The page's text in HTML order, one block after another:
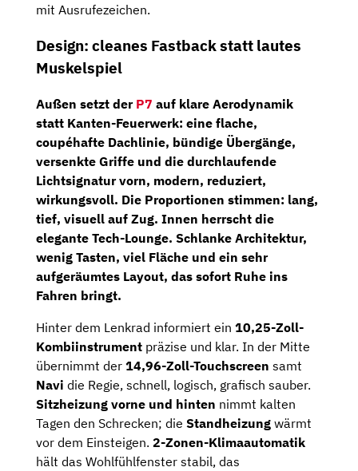
mit Ausrufezeichen.
Design: cleanes Fastback statt lautes
Muskelspiel
Außen setzt der P7 auf klare Aerodynamik
statt Kanten-Feuerwerk: eine flache,
coupéhafte Dachlinie, bündige Übergänge,
versenkte Griffe und die durchlaufende
Lichtsignatur vorn, modern, reduziert,
wirkungsvoll. Die Proportionen stimmen: lang,
tief, visuell auf Zug. Innen herrscht die
elegante Tech-Lounge. Schlanke Architektur,
wenig Tasten, viel Fläche und ein sehr
aufgeräumtes Layout, das sofort Ruhe ins
Fahren bringt.
Hinter dem Lenkrad informiert ein 10,25-Zoll-
Kombiinstrument präzise und klar. In der Mitte
übernimmt der 14,96-Zoll-Touchscreen samt
Navi die Regie, schnell, logisch, grafisch sauber.
Sitzheizung vorne und hinten nimmt kalten
Tagen den Schrecken; die Standheizung wärmt
vor dem Einsteigen. 2-Zonen-Klimaautomatik
hält das Wohlfühlfenster stabil, das